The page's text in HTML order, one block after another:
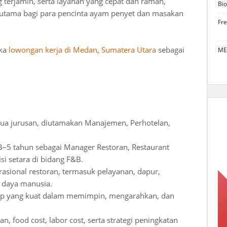
bagi para pencinta ayam penyet dan masakan
lowongan kerja di Medan, Sumatera Utara sebagai
jurusan, diutamakan Manajemen, Perhotelan,
tahun sebagai Manager Restoran, Restaurant
setara di bidang F&B.
restoran, termasuk pelayanan, dapur,
manusia.
yang kuat dalam memimpin, mengarahkan, dan
food cost, labor cost, serta strategi peningkatan